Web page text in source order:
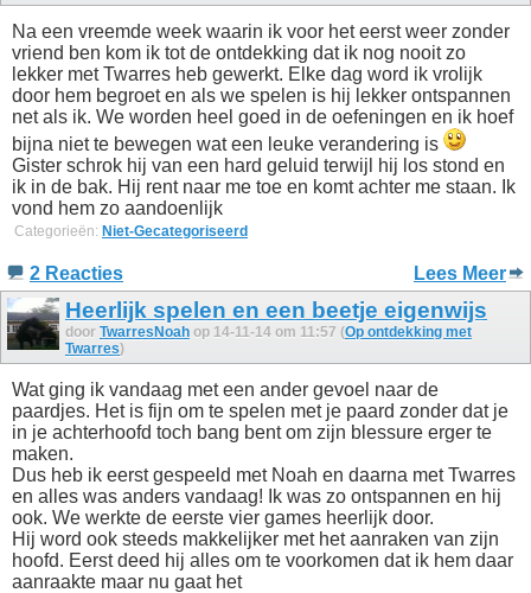
Na een vreemde week waarin ik voor het eerst weer zonder
vriend ben kom ik tot de ontdekking dat ik nog nooit zo
lekker met Twarres heb gewerkt. Elke dag word ik vrolijk
door hem begroet en als we spelen is hij lekker ontspannen
net als ik. We worden heel goed in de oefeningen en ik hoef
bijna niet te bewegen wat een leuke verandering is
Gister schrok hij van een hard geluid terwijl hij los stond en
ik in de bak. Hij rent naar me toe en komt achter me staan. Ik
vond hem zo aandoenlijk
Categorieën: Niet-Gecategoriseerd
2 Reacties Lees Meer
Heerlijk spelen en een beetje eigenwijs
door TwarresNoah op 14-11-14 om 11:57 (Op ontdekking met
Twarres)
Wat ging ik vandaag met een ander gevoel naar de
paardjes. Het is fijn om te spelen met je paard zonder dat je
in je achterhoofd toch bang bent om zijn blessure erger te
maken.
Dus heb ik eerst gespeeld met Noah en daarna met Twarres
en alles was anders vandaag! Ik was zo ontspannen en hij
ook. We werkte de eerste vier games heerlijk door.
Hij word ook steeds makkelijker met het aanraken van zijn
hoofd. Eerst deed hij alles om te voorkomen dat ik hem daar
aanraakte maar nu gaat het